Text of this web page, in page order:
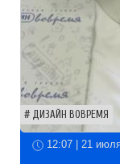
ДИЗАЙН ВОВРЕМЯ
12:07 | 21